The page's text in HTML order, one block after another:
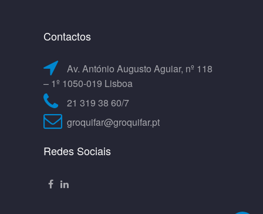
Contactos
Av. António Augusto Aguiar, nº 118
– 1º 1050-019 Lisboa
21 319 38 60/7
groquifar@groquifar.pt
Redes Sociais